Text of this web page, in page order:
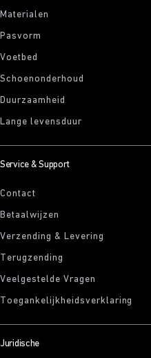
Materialen
Pasvorm
Voetbed
Schoenonderhoud
Duurzaamheid
Lange levensduur
Service & Support
Contact
Betaalwijzen
Verzending & Levering
Terugzending
Veelgestelde Vragen
Toegankelijkheidsverklaring
Juridische